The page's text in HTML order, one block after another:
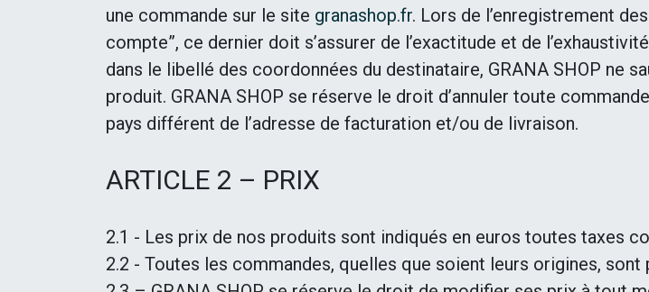
une commande sur le site granashop.fr. Lors de l’enregistrement
compte”, ce dernier doit s’assurer de l’exactitude et de
dans le libellé des coordonnées du destinataire, GRANA SHOP ne
produit. GRANA SHOP se réserve le droit d’annuler toute
pays différent de l’adresse de facturation et/ou de livraison.
ARTICLE 2 – PRIX
2.1 - Les prix de nos produits sont indiqués en euros toutes taxes
2.2 - Toutes les commandes, quelles que soient leurs origines, sont